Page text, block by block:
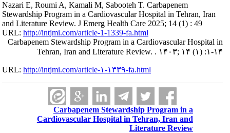
Nazari E, Roumi A, Kamali M, Sabooteh T. Carbapenem
Stewardship Program in a Cardiovascular Hospital in Tehran, Iran
and Literature Review. J Emerg Health Care 2025; 14 (1) : 49
URL:http://intjmi.com/article-1-1339-fa.html
Carbapenem Stewardship Program in a Cardiovascular Hospital in
Tehran, Iran and Literature Review. . ۱۴۰۳; ۱۴ (۱) :۱-۱۴
URL:http://intjmi.com/article-۱-۱۳۳۹-fa.html
Carbapenem Stewardship Program in a
Cardiovascular Hospital in Tehran, Iran and
Literature Review